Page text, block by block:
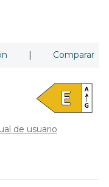
| Comparar
de usuario